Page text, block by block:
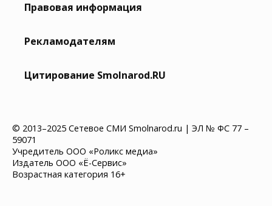
Правовая информация
Рекламодателям
Цитирование Smolnarod.RU
© 2013–2025 Сетевое СМИ Smolnarod.ru | ЭЛ № ФС 77 –
59071
Учредитель ООО «Роликс медиа»
Издатель ООО «Ё-Сервис»
Возрастная категория 16+